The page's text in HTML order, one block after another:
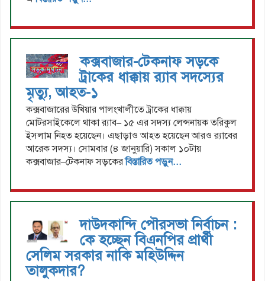
কক্সবাজার-টেকনাফ সড়কে
ট্রাকের ধাক্কায় র‌্যাব সদস্যের
মৃত্যু, আহত-১
কক্সবাজারের উখিয়ার পালংখালীতে ট্রাকের ধাক্কায়
মোটরসাইকেলে থাকা র‍্যাব– ১৫ এর সদস্য লেন্সনায়ক তরিকুল
ইসলাম নিহত হয়েছেন। এছাড়াও আহত হয়েছেন আরও র‍্যাবের
আরেক সদস্য। সোমবার (৪ জানুয়ারি) সকাল ১০টায়
কক্সবাজার–টেকনাফ সড়কেরবিস্তারিত পড়ুন...
দাউদকান্দি পৌরসভা নির্বাচন :
কে হচ্ছেন বিএনপির প্রার্থী
সেলিম সরকার নাকি মহিউদ্দিন
তালুকদার?